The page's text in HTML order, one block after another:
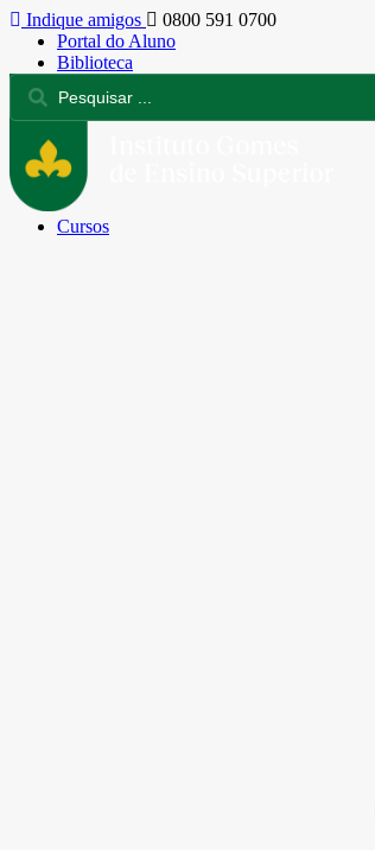
Indique amigos
0800 591 0700
Portal do Aluno
Biblioteca
Cursos